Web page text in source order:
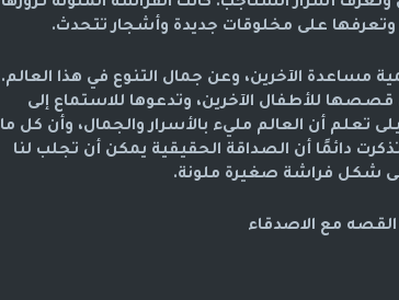
وتعرفها على مخلوقات جديدة وأشجار تتحدث.
مساعدة الآخرين، وعن جمال التنوع في هذا العالم.
للأطفال الآخرين، وتدعوها للاستماع إلى
أن العالم مليء بالأسرار والجمال، وأن كل ما
دائمًا أن الصداقة الحقيقية يمكن أن تجلب لنا
شكل فراشة صغيرة ملونة.
مع الاصدقاء